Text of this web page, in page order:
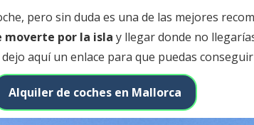
pero sin duda es una de las mejores
moverte por la isla y llegar donde no
aquí un enlace para que puedas
Alquiler de coches en Mallorca